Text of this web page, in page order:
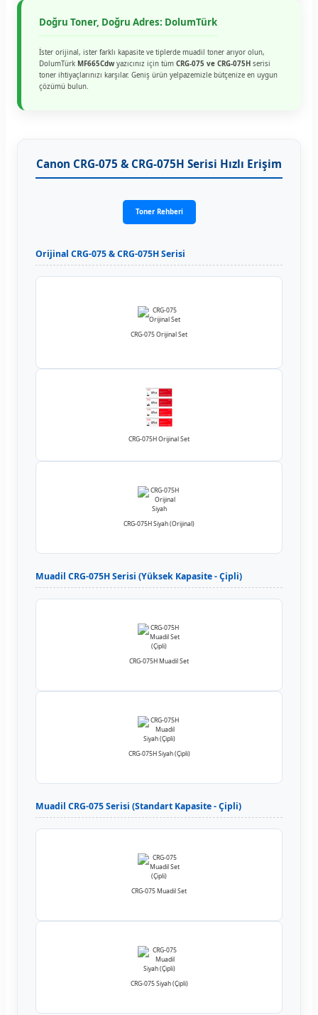
Doğru Toner, Doğru Adres: DolumTürk
İster orijinal, ister farklı kapasite ve tiplerde muadil toner arıyor olun,
DolumTürk MF665Cdw yazıcınız için tüm CRG-075 ve CRG-075H serisi
toner ihtiyaçlarınızı karşılar. Geniş ürün yelpazemizle bütçenize en uygun
çözümü bulun.
Canon CRG-075 & CRG-075H Serisi Hızlı Erişim
Toner Rehberi
Orijinal CRG-075 & CRG-075H Serisi
CRG-075 Orijinal Set
CRG-075H Orijinal Set
CRG-075H Siyah (Orijinal)
Muadil CRG-075H Serisi (Yüksek Kapasite - Çipli)
CRG-075H Muadil Set
CRG-075H Siyah (Çipli)
Muadil CRG-075 Serisi (Standart Kapasite - Çipli)
CRG-075 Muadil Set
CRG-075 Siyah (Çipli)